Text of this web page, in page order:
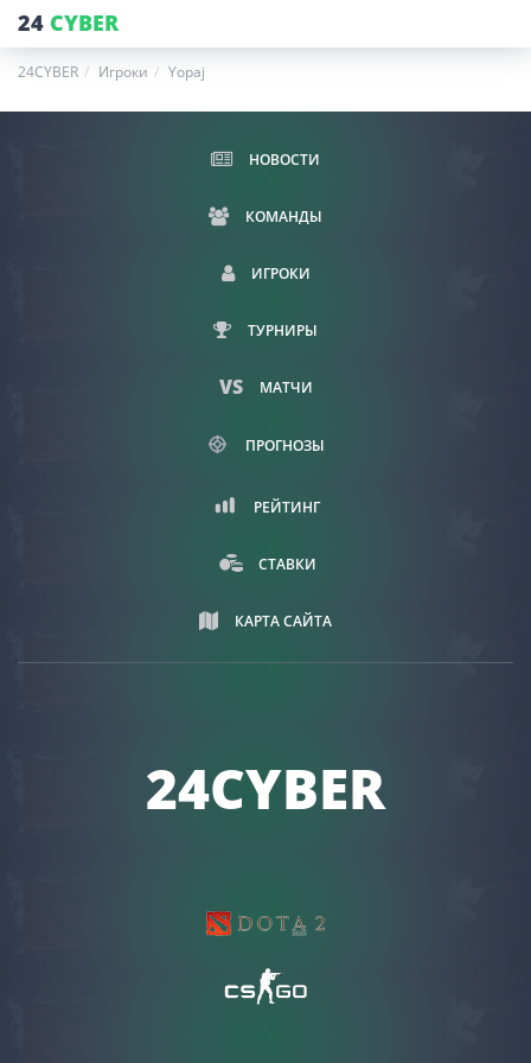
24 CYBER
24CYBER Игроки Yopaj
НОВОСТИ
КОМАНДЫ
ИГРОКИ
ТУРНИРЫ
МАТЧИ
ПРОГНОЗЫ
РЕЙТИНГ
СТАВКИ
КАРТА САЙТА
24CYBER